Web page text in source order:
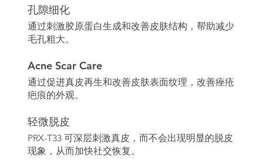
孔隙细化
通过刺激胶原蛋白生成和改善皮肤结构，帮助减少
毛孔粗大。
Acne Scar Care
通过促进真皮再生和改善皮肤表面纹理，改善痤疮
疤痕的外观。
轻微脱皮
PRX-T33 可深层刺激真皮，而不会出现明显的脱皮
现象，从而加快社交恢复。